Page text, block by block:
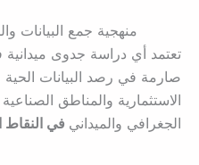
منهجية جمع البيانات
تعتمد أي دراسة جدوى
صارمة في رصد البيانات
الاستثمارية والمناطق
الجغرافي والميداني في النقاط